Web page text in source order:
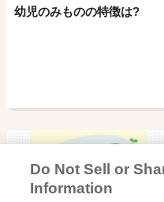
幼児のみものの特徴は?
Do Not Sell or
Information